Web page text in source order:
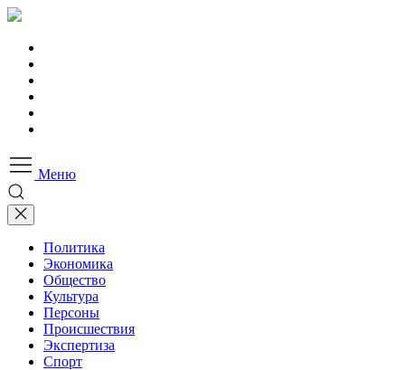
Меню
Политика
Экономика
Общество
Культура
Персоны
Происшествия
Экспертиза
Спорт